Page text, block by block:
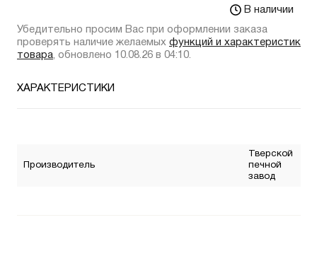
В наличии
Убедительно просим Вас при оформлении заказа
проверять наличие желаемых функций и характеристик
товара, обновлено 10.08.26 в 04:10.
ХАРАКТЕРИСТИКИ
Производитель
Тверской
печной
завод